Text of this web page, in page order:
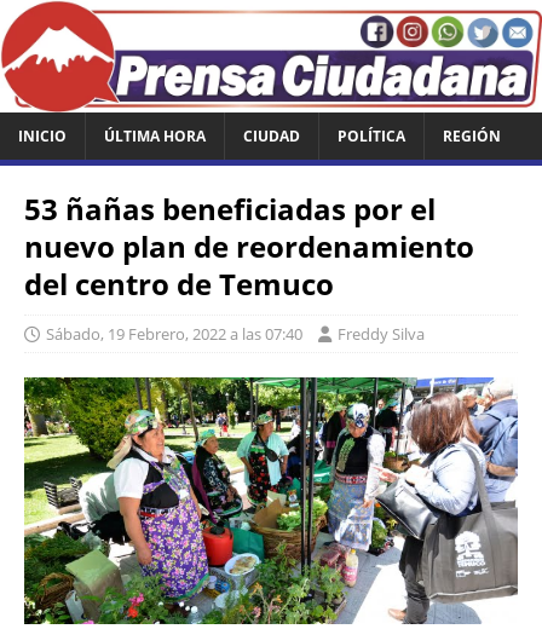
INICIO ÚLTIMA HORA CIUDAD POLÍTICA REGIÓN
53 ñañas beneficiadas por el
nuevo plan de reordenamiento
del centro de Temuco
Sábado, 19 Febrero, 2022 a las 07:40 Freddy Silva